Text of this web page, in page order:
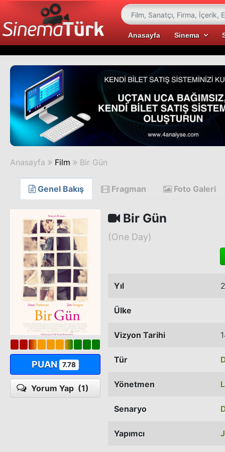
Anasayfa Sinema
Anasayfa Film Bir Gün
Genel Bakış Fragman Foto Galeri
PUAN 7.78
Yorum Yap (1)
Bir Gün
(One Day)
Yıl
Ülke
Vizyon Tarihi
Tür
Yönetmen
Senaryo
Yapımcı